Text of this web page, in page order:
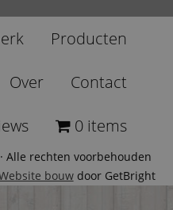
Producten
Over Contact
0 items
Alle rechten voorbehouden
bouwdoor GetBright